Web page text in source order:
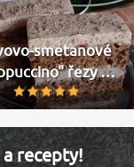
smetanové
řezy …
recepty!